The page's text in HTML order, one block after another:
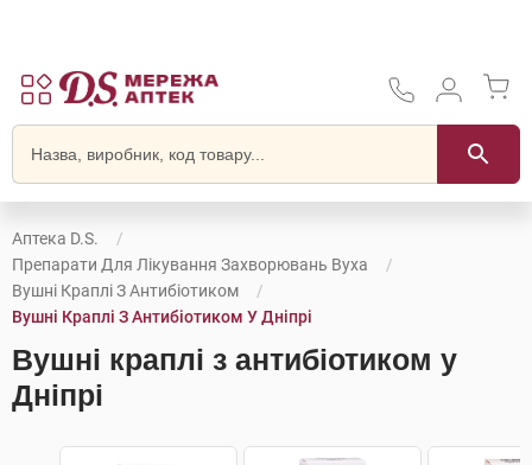
Аптека D.S.
Препарати Для Лікування Захворювань Вуха
Вушні Краплі З Антибіотиком
Вушні Краплі З Антибіотиком У Дніпрі
Вушні краплі з антибіотиком у
Дніпрі